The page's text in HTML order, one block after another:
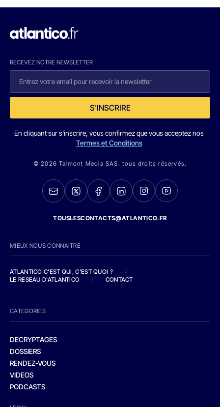
RECEVEZ NOTRE NEWSLETTER
S'INSCRIRE
En cliquant sur s'inscrire, vous confirmez que vous acceptez nos
Termes et Conditions
© 2026 Talmont Media SAS. tous droits réservés.
TOUSLESCONTACTS@ATLANTICO.FR
MIEUX NOUS CONNAITRE
ATLANTICO C'EST QUI, C'EST QUOI ?
/
LE RESEAU D'ATLANTICO
/ CONTACT
CATEGORIES
DECRYPTAGES
DOSSIERS
RENDEZ-VOUS
VIDEOS
PODCASTS